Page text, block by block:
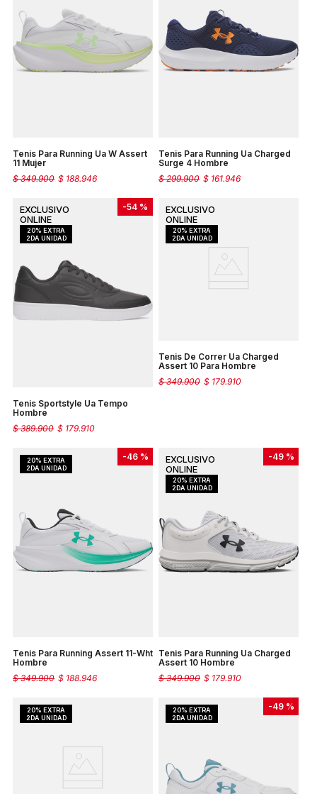
Tenis Para Running Ua W Assert
11 Mujer
$ 188.946
$ 349.900
Tenis Para Running Ua Charged
Surge 4 Hombre
$ 161.946
$ 299.900
-54 %
Tenis Sportstyle Ua Tempo
Hombre
$ 179.910
$ 389.900
Tenis De Correr Ua Charged
Assert 10 Para Hombre
$ 179.910
$ 349.900
-46 %
Tenis Para Running Assert 11-Wht
Hombre
$ 188.946
$ 349.900
-49 %
Tenis Para Running Ua Charged
Assert 10 Hombre
$ 179.910
$ 349.900
-49 %